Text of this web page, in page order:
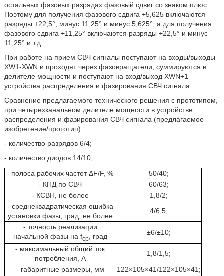
остальных фазовых разрядах фазовый сдвиг со знаком плюс.
Поэтому для получения фазового сдвига +5,625 включаются
разряды +22,5°; минус 11,25° и минус 5,625°, а для получения
фазового сдвига +11,25° включаются разряды +22,5° и минус
11,25° и т.д.
При работе на прием СВЧ сигналы поступают на входы/выходы
XW1-XWN и проходят через фазовращатели, суммируются в
делителе мощности и поступают на вход/выход XWN+1
устройства распределения и фазирования СВЧ сигнала.
Сравнение предлагаемого технического решения с прототипом,
при четырехканальном делителе мощности в устройстве
распределения и фазирования СВЧ сигнала (предлагаемое
изобретение/прототип):
- количество разрядов 6/4;
- количество диодов 14/10;
- полоса рабочих частот ΔF/F, %
50/40;
- КПД по СВЧ
60/63;
- КСВН, не более
1,8/2;
- среднеквадратическая ошибка
установки фазы, град, не более
4/6,5;
- точность реализации
начальной фазы на fcp, град ±6/±10;
- максимальный общий ток
потребления, А
1,8/1,5;
- габаритные размеры, мм
122×105×41/122×105×41;